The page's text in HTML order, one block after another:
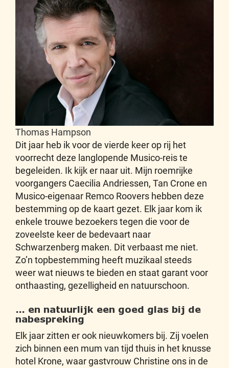
Thomas Hampson
Dit jaar heb ik voor de vierde keer op rij het
voorrecht deze langlopende Musico-reis te
begeleiden. Ik kijk er naar uit. Mijn roemrijke
voorgangers Caecilia Andriessen, Tan Crone en
Musico-eigenaar Remco Roovers hebben deze
bestemming op de kaart gezet. Elk jaar kom ik
enkele trouwe bezoekers tegen die voor de
zoveelste keer de bedevaart naar
Schwarzenberg maken. Dit verbaast me niet.
Zo’n topbestemming heeft muzikaal steeds
weer wat nieuws te bieden en staat garant voor
onthaasting, gezelligheid en natuurschoon.
… en natuurlijk een goed glas bij de
nabespreking
Elk jaar zitten er ook nieuwkomers bij. Zij voelen
zich binnen een mum van tijd thuis in het knusse
hotel Krone, waar gastvrouw Christine ons in de